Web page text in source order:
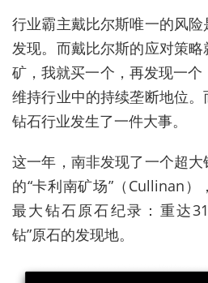
行业霸主戴比尔斯唯一的风
发现。而戴比尔斯的应对策
矿，我就买一个，再发现一
维持行业中的持续垄断地位。
钻石行业发生了一件大事。
这一年，南非发现了一个超
的“卡利南矿场”（Cullinan）
最大钻石原石纪录：重达
钻”原石的发现地。